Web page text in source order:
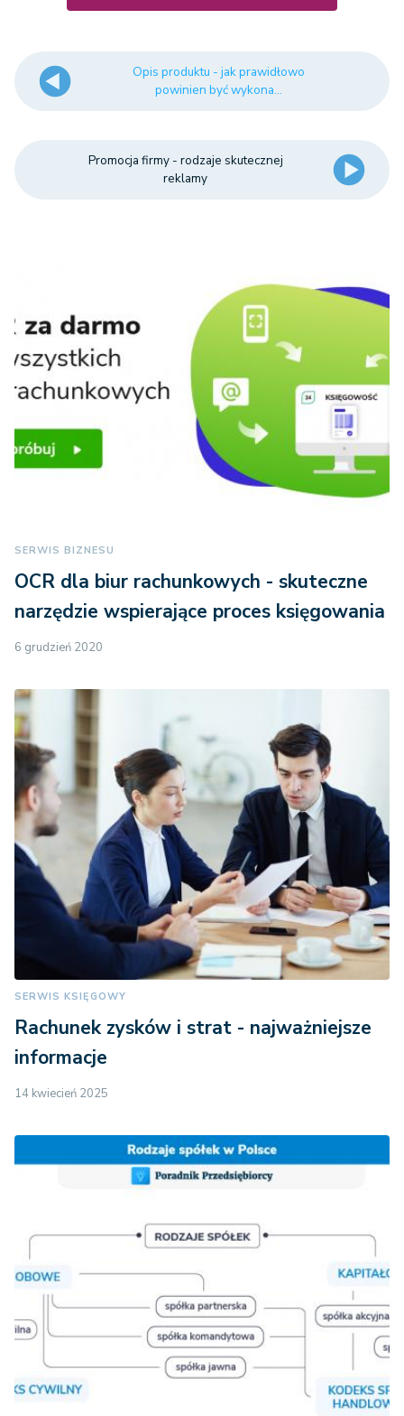
Opis produktu - jak prawidłowo
powinien być wykona...
Promocja firmy - rodzaje skutecznej
reklamy
SERWIS BIZNESU
OCR dla biur rachunkowych - skuteczne
narzędzie wspierające proces księgowania
6 grudzień 2020
SERWIS KSIĘGOWY
Rachunek zysków i strat - najważniejsze
informacje
14 kwiecień 2025